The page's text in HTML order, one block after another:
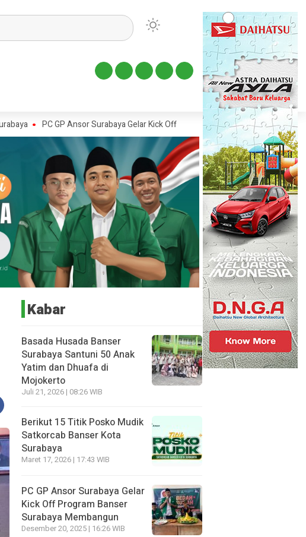
PC GP Ansor Surabaya Gelar Kick Off Program Banser Surabaya Membangun
Kabar
Basada Husada Banser
Surabaya Santuni 50 Anak
Yatim dan Dhuafa di
Mojokerto
Juli 21, 2026 | 08:26 WIB
Berikut 15 Titik Posko Mudik
Satkorcab Banser Kota
Surabaya
Maret 17, 2026 | 17:43 WIB
PC GP Ansor Surabaya Gelar
Kick Off Program Banser
Surabaya Membangun
Desember 20, 2025 | 16:26 WIB